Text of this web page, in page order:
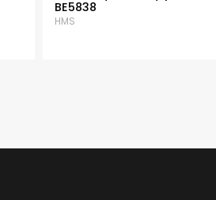
BE5838
HMS